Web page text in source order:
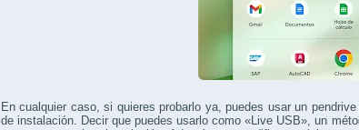
En cualquier caso, si quieres probarlo ya, puedes usar un
de instalación. Decir que puedes usarlo como «Live USB», un